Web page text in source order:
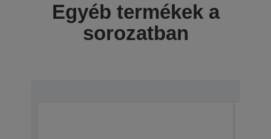
Egyéb termékek a
sorozatban